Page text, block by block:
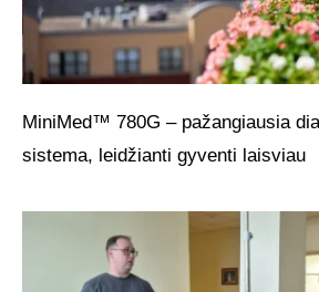
MiniMed™ 780G – pažangiausia
sistema, leidžianti gyventi laisviau